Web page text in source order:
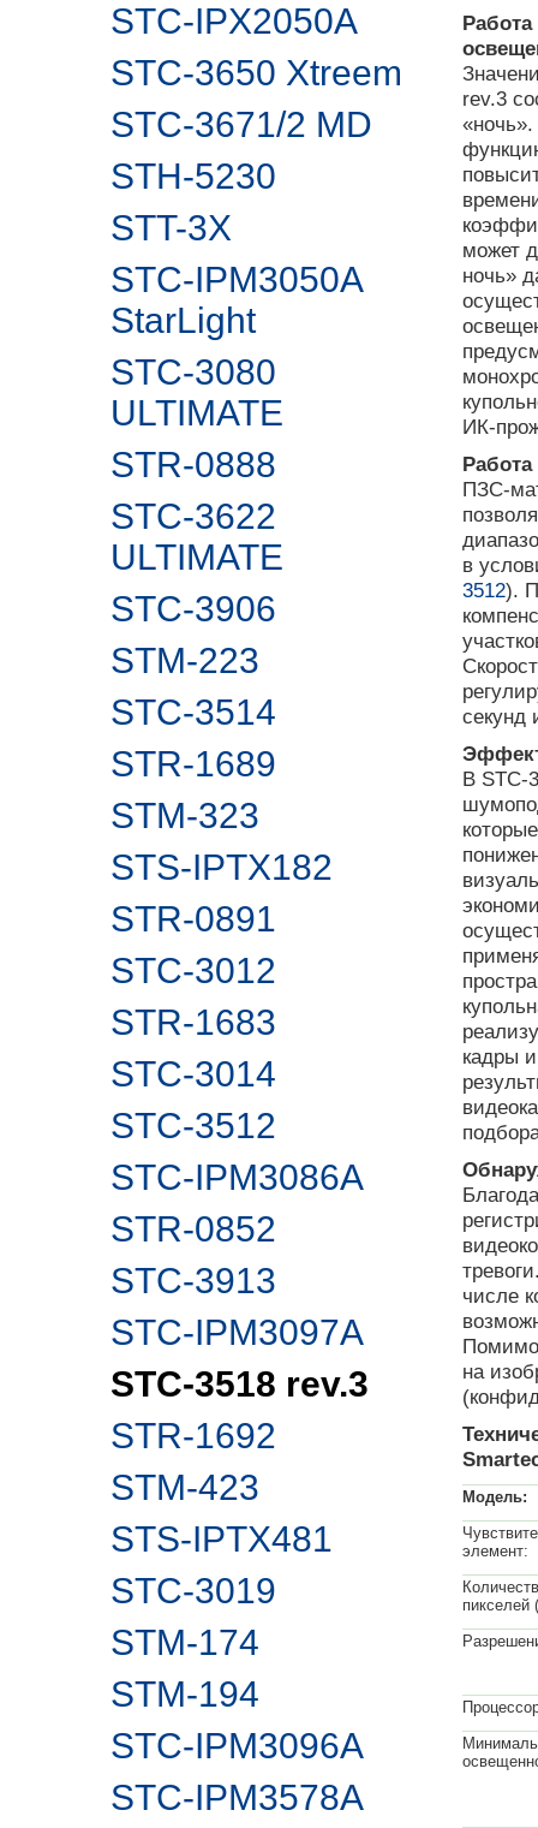
STC-IPX2050A
STC-3650 Xtreem
STC-3671/2 MD
STH-5230
STT-3X
STC-IPM3050A
StarLight
STC-3080
ULTIMATE
STR-0888
STC-3622
ULTIMATE
STC-3906
STM-223
STC-3514
STR-1689
STM-323
STS-IPTX182
STR-0891
STC-3012
STR-1683
STC-3014
STC-3512
STC-IPM3086A
STR-0852
STC-3913
STC-IPM3097A
STC-3518 rev.3
STR-1692
STM-423
STS-IPTX481
STC-3019
STM-174
STM-194
STC-IPM3096A
STC-IPM3578A
rev.3
может
ночь»
ИК-
ПЗС-
в
3512).
секунд
В STC-
кадры
числе
Помимо
на
Модель:
элемент:
пикселей